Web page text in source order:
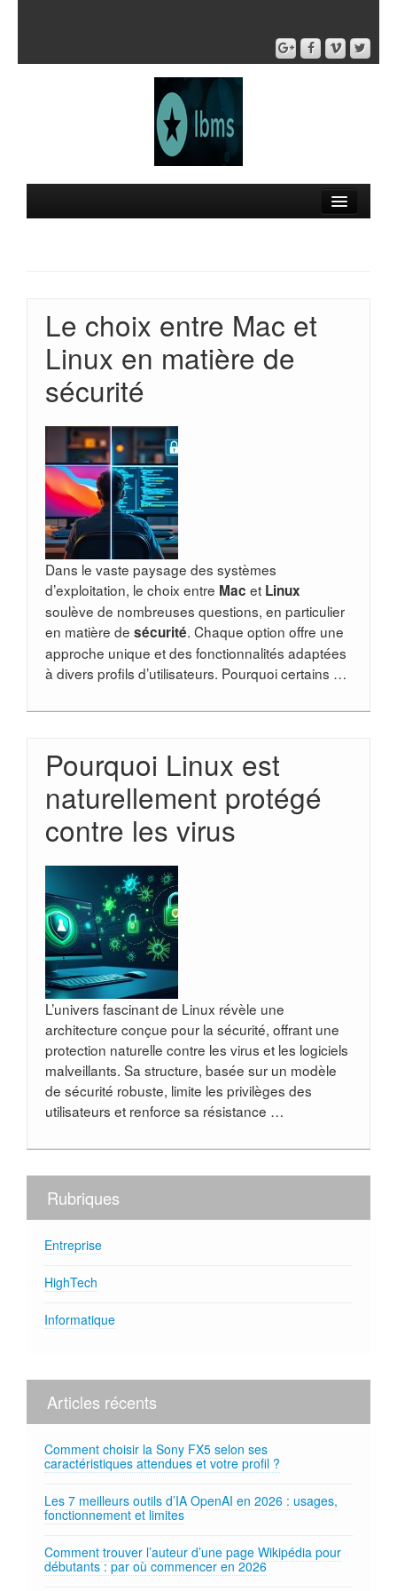
Le choix entre Mac et
Linux en matière de
sécurité
Dans le vaste paysage des systèmes
d’exploitation, le choix entre Mac et Linux
soulève de nombreuses questions, en particulier
en matière de sécurité. Chaque option offre une
approche unique et des fonctionnalités adaptées
à divers profils d’utilisateurs. Pourquoi certains …
Pourquoi Linux est
naturellement protégé
contre les virus
L’univers fascinant de Linux révèle une
architecture conçue pour la sécurité, offrant une
protection naturelle contre les virus et les logiciels
malveillants. Sa structure, basée sur un modèle
de sécurité robuste, limite les privilèges des
utilisateurs et renforce sa résistance …
Rubriques
Entreprise
HighTech
Informatique
Articles récents
Comment choisir la Sony FX5 selon ses
caractéristiques attendues et votre profil ?
Les 7 meilleurs outils d’IA OpenAI en 2026 : usages,
fonctionnement et limites
Comment trouver l’auteur d’une page Wikipédia pour
débutants : par où commencer en 2026